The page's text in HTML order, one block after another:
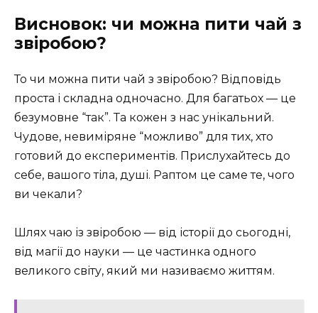
Висновок: чи можна пити чай з
звіробою?
То чи можна пити чай з звіробою? Відповідь
проста і складна одночасно. Для багатьох — це
безумовне “так”. Та кожен з нас унікальний.
Чудове, невиміряне “можливо” для тих, хто
готовий до експериментів. Прислухайтесь до
себе, вашого тіла, душі. Раптом це саме те, чого
ви чекали?
Шлях чаю із звіробою — від історії до сьогодні,
від магії до науки — це частинка одного
великого світу, який ми називаємо життям.